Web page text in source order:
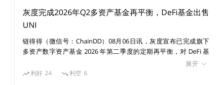
入地了解代币的分类时，可以更清楚地看到这些用例。
1）实用代币
实用代币是可替代代币，可在智能合约或链下系统（如 D
灰度完成2026年Q2多资产基金再平衡，DeFi基金出售
UNI
链得得（微信号：ChainDD）08月06日讯，灰度宣布已完成旗下
多资产数字资产基金 2026 年第二季度的定期再平衡，对 DeFi 基
金、智能合约基金和去中心化 AI 基金的资产权重进行调整。其
中，DeFi 基金 DEFG Fund 出售 Uniswap（UNI），并将所得资金
展开
利好 24 利空 6